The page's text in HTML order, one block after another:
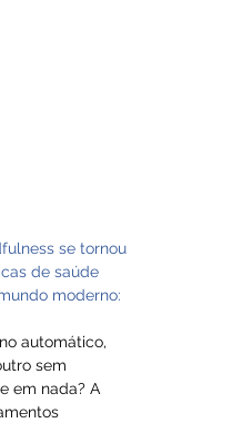
se tornou
de saúde
moderno:
automático,
sem
em nada? A